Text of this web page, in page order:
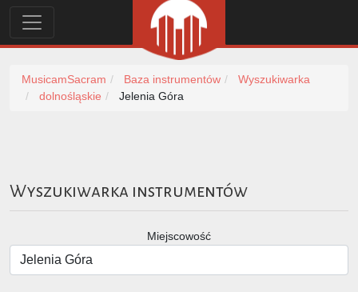
MusicamSacram Baza instrumentów
Wyszukiwarka
dolnośląskie
Jelenia Góra
Wyszukiwarka instrumentów
Miejscowość